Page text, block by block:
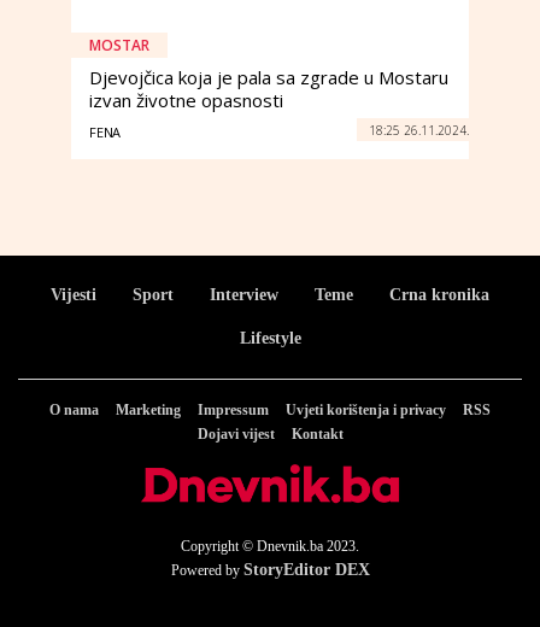
MOSTAR
Djevojčica koja je pala sa zgrade u Mostaru
izvan životne opasnosti
FENA 18:25 26.11.2024.
Vijesti Sport Interview Teme Crna kronika
Lifestyle
O nama Marketing Impressum Uvjeti korištenja i privacy
RSS
Dojavi vijest
Kontakt
Copyright © Dnevnik.ba 2023.
Powered by StoryEditor DEX